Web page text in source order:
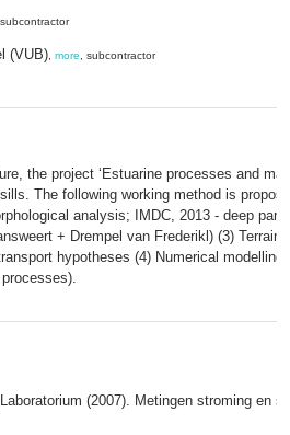
, subcontractor
(VUB) more , subcontractor
the project ‘Estuarine processes and
The following working method is
analysis; IMDC, 2013 - deep
+ Drempel van Frederikl) (3) Terrain
hypotheses (4) Numerical
(2007). Metingen stroming en